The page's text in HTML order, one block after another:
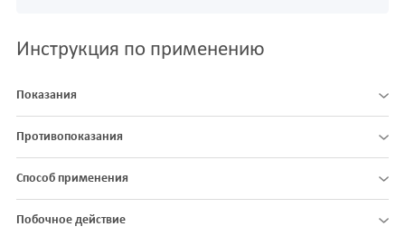
Инструкция по применению
Показания
Противопоказания
Способ применения
Побочное действие